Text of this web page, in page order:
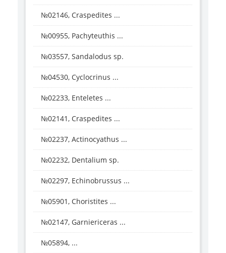
№02146, Craspedites ...
№00955, Pachyteuthis ...
№03557, Sandalodus sp.
№04530, Cyclocrinus ...
№02233, Enteletes ...
№02141, Craspedites ...
№02237, Actinocyathus ...
№02232, Dentalium sp.
№02297, Echinobrussus ...
№05901, Choristites ...
№02147, Garniericeras ...
№05894, ...